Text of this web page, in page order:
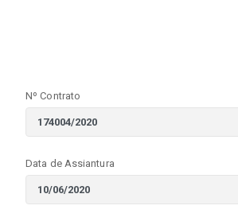
Nº Contrato
Data de Assiantura